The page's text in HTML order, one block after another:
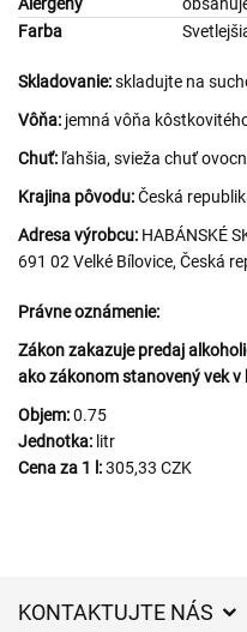
Farba
Skladovanie:skladujte na
Vôňa: jemná vôňa
Chuť: ľahšia, svieža chuť
Krajina pôvodu:Česká
Adresa výrobcu: HABÁNSKÉ
691 02 Velké Bílovice, Česká
Právne oznámenie:
Zákon zakazuje predaj
ako zákonom stanovený vek v
Objem:0.75
Jednotka: litr
Cena za 1 l:305,33 CZK
KONTAKTUJTE NÁS